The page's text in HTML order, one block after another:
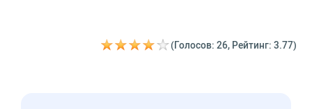
(Голосов: 26, Рейтинг: 3.77)